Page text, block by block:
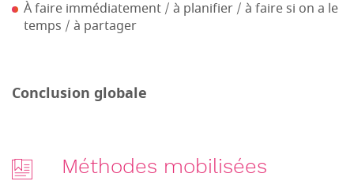
À faire immédiatement / à planifier / à faire si on a le
temps / à partager
Conclusion globale
Méthodes mobilisées